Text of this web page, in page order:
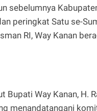
sebelumnya
peringkat Satu se-
RI, Way Kanan
Bupati Way Kanan, H.
menandatangani